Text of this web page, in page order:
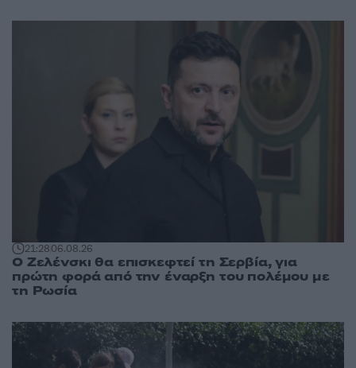
21:2806.08.26
Ο Ζελένσκι θα επισκεφτεί τη Σερβία, για
πρώτη φορά από την έναρξη του πολέμου με
τη Ρωσία